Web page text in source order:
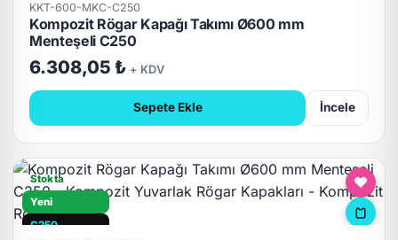
KKT-600-MKC-C250
Kompozit Rögar Kapağı Takımı Ø600 mm
Menteşeli C250
6.308,05 ₺ + KDV
Sepete Ekle İncele
Stokta
Yeni
C250